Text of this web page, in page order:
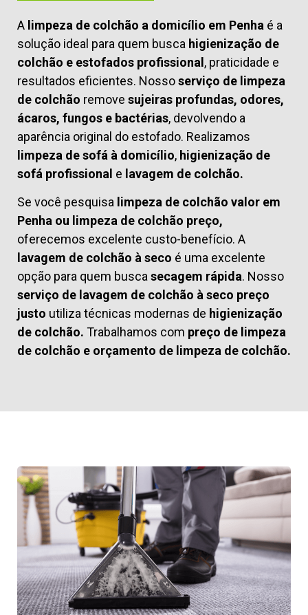
A limpeza de colchão a domicílio em Penha é a
solução ideal para quem busca higienização de
colchão e estofados profissional, praticidade e
resultados eficientes. Nossoserviço de limpeza
de colchão remove sujeiras profundas, odores,
ácaros, fungos e bactérias, devolvendo a
aparência original do estofado. Realizamos
limpeza de sofá à domicílio, higienização de
sofá profissional e lavagem de colchão.
Se você pesquisa limpeza de colchão valor em
Penha ou limpeza de colchão preço,
oferecemos excelente custo-benefício. A
lavagem de colchão à seco é uma excelente
opção para quem busca secagem rápida. Nosso
serviço de lavagem de colchão à seco preço
justo utiliza técnicas modernas de higienização
de colchão. Trabalhamos com preço de limpeza
de colchão e orçamento de limpeza de colchão.